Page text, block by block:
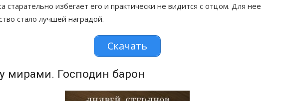
старательно избегает его и практически не видится с отцом. Для нее
стало лучшей наградой.
Скачать
мирами. Господин барон